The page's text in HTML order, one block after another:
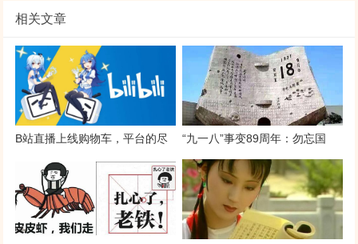
相关文章
B站直播上线购物车，平台的尽
头是“带货”？
“九一八”事变89周年：勿忘国
耻，强我中华！